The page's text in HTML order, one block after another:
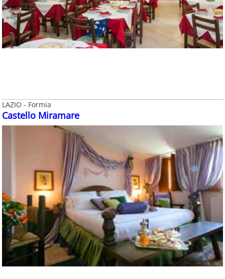
LAZIO - Formia
Castello Miramare